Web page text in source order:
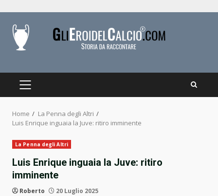
content
PRIMARY
Home
La Penna degli Altri
Luis Enrique inguaia la Juve: ritiro imminente
La Penna degli Altri
Luis Enrique inguaia la Juve: ritiro
imminente
Roberto 20 Luglio 2025